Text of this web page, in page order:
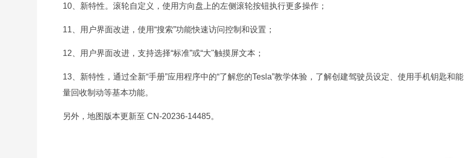
10、新特性。滚轮自定义，使用方向盘上的左侧滚轮按钮执行更多操作；
11、用户界面改进，使用“搜索”功能快速访问控制和设置；
12、用户界面改进，支持选择“标准”或“大"触摸屏文本；
13、新特性，通过全新“手册”应用程序中的“了解您的Tesla”教学体验，了解创建驾驶员设定、使用手机钥匙和能
量回收制动等基本功能。
另外，地图版本更新至 CN-20236-14485。